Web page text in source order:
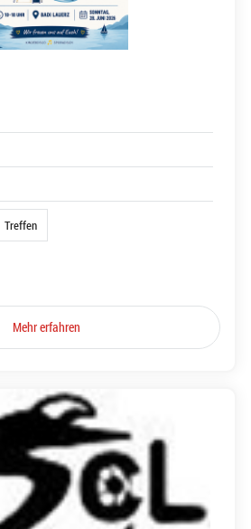
Treffen
Mehr erfahren